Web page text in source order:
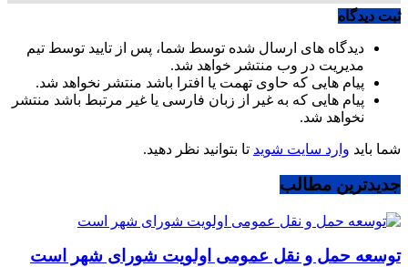
ثبت دیدگاه
دیدگاه های ارسال شده توسط شما، پس از تایید توسط تیم
مدیریت در وب منتشر خواهد شد.
پیام هایی که حاوی تهمت یا افترا باشد منتشر نخواهد شد.
پیام هایی که به غیر از زبان فارسی یا غیر مرتبط باشد منتشر
نخواهد شد.
شما باید وارد سایت شوید تا بتوانید نظر دهید.
جدیدترین مطالب
توسعه حمل و نقل عمومی اولویت شورای شهر است